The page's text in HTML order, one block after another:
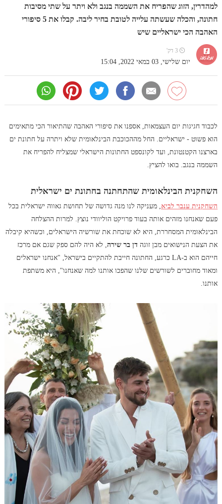
למהדרין, הזוג שהפריח את השממה בנגב ולא ויתר על שתי מסיבות
חתונה, והכלה שעשתה עלייה לטובת בחיר ליבה. קבלו את 5 סיפורי
האהבה הכי ישראליים שיש
⏲ 3 דק'
יום שלישי, 03 במאי 2022, 15:04
לכבוד חגיגות יום העצמאות, אספנו את סיפורי האהבה שהתיאור הכי מתאימים
הוא פשוט - ישראליים. החל מההכוכבת הבינלאומית שלא ויתרה על חתונת ים
בארצנו הקטנטונת, ועד לקונספט החתונות הישראלי שמצליח להפריח את
השממה בנגב. בואו להציץ.
השחקנית הבינלאומית שהתחתנה בחתונת ים ישראלית
השחקנית ענבר לביא , מעניקה לנו מנה גדושה של תחושת גאווה ישראלית בכל
פעם שאנחנו מזהים אותה בעוד פרויקט הוליוודי נוצץ. למרות ההצלחה
הבינלאומית המסחררת, היא לא שוכחת את שורשיה הישראלים, וכשהיא קיבלה
את הצעת הנישואים מבן זוגה דן בר שירה, לא היה להם ספק שגם אם מרכז
חייהם הוא ב-LA כרגע, החתונה חייבת להתקיים בישראל, "אנחנו ישראלים
ומאוד מחוברים לשורשים שלנו שהפכו אותנו למה שאנחנו", היא משתפת
אותנו.